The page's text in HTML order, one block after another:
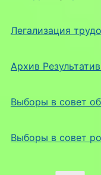
Легализация
Архив
Выборы в совет
Выборы в совет